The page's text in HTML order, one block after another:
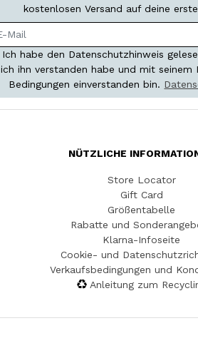
kostenlosen Versand auf deine
Ich habe den Datenschutzhinweis
ich ihn verstanden habe und mit seinem
Bedingungen einverstanden bin.
NÜTZLICHE
Store Locator
Gift Card
Größentabelle
Rabatte und
Klarna-Infoseite
Cookie- und
Verkaufsbedingungen und
Anleitung zum